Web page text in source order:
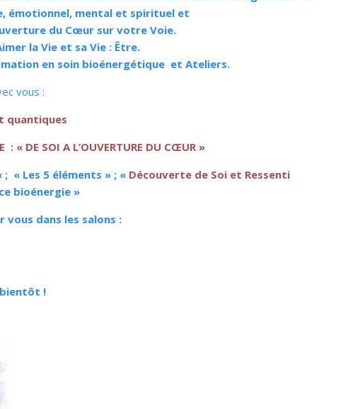
émotionnel, mental et spirituel et
du Cœur sur votre Voie.
la Vie et sa Vie : Être.
en soin bioénergétique et Ateliers.
vous :
quantiques
: « DE SOI A L’OUVERTURE DU CŒUR »
; « Les 5 éléments » ; « Découverte de Soi et Ressenti
bioénergie »
vous dans les salons :
!